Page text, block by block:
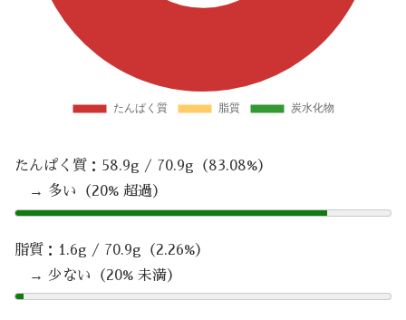
たんぱく質：58.9g / 70.9g（83.08%）
→ 多い（20% 超過）
脂質：1.6g / 70.9g（2.26%）
→ 少ない（20% 未満）